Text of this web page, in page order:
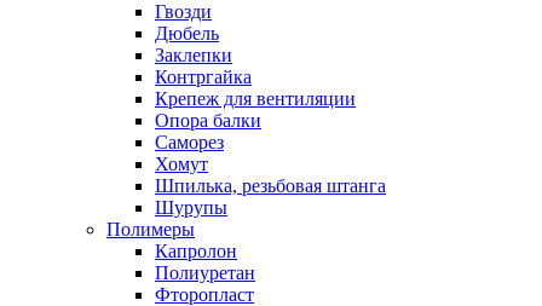
Гвозди
Дюбель
Заклепки
Контргайка
Крепеж для вентиляции
Опора балки
Саморез
Хомут
Шпилька, резьбовая штанга
Шурупы
Полимеры
Капролон
Полиуретан
Фторопласт